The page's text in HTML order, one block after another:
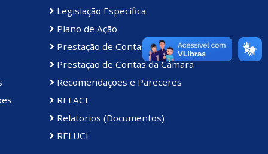
Legislação Específica
Plano de Ação
Prestação de Contas Anual (PCA)
Prestação de Contas da Câmara
Recomendações e Pareceres
RELACI
Relatorios (Documentos)
RELUCI